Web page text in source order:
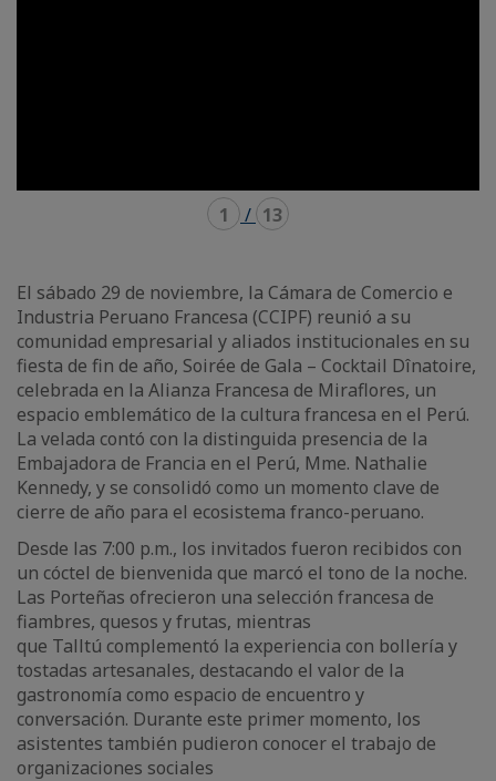
1 / 13
El sábado 29 de noviembre, la Cámara de Comercio e
Industria Peruano Francesa (CCIPF) reunió a su
comunidad empresarial y aliados institucionales en su
fiesta de fin de año, Soirée de Gala – Cocktail Dînatoire,
celebrada en la Alianza Francesa de Miraflores, un
espacio emblemático de la cultura francesa en el Perú.
La velada contó con la distinguida presencia de la
Embajadora de Francia en el Perú, Mme. Nathalie
Kennedy, y se consolidó como un momento clave de
cierre de año para el ecosistema franco-peruano.
Desde las 7:00 p.m., los invitados fueron recibidos con
un cóctel de bienvenida que marcó el tono de la noche.
Las Porteñas ofrecieron una selección francesa de
fiambres, quesos y frutas, mientras
que Talltú complementó la experiencia con bollería y
tostadas artesanales, destacando el valor de la
gastronomía como espacio de encuentro y
conversación. Durante este primer momento, los
asistentes también pudieron conocer el trabajo de
organizaciones sociales